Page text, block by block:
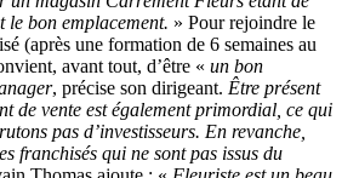
le bon emplacement. » Pour rejoindre le
(après une formation de 6 semaines au
avant tout, d’être « un bon
, précise son dirigeant. Être présent
de vente est également primordial, ce qui
pas d’investisseurs. En revanche,
franchisés qui ne sont pas issus du